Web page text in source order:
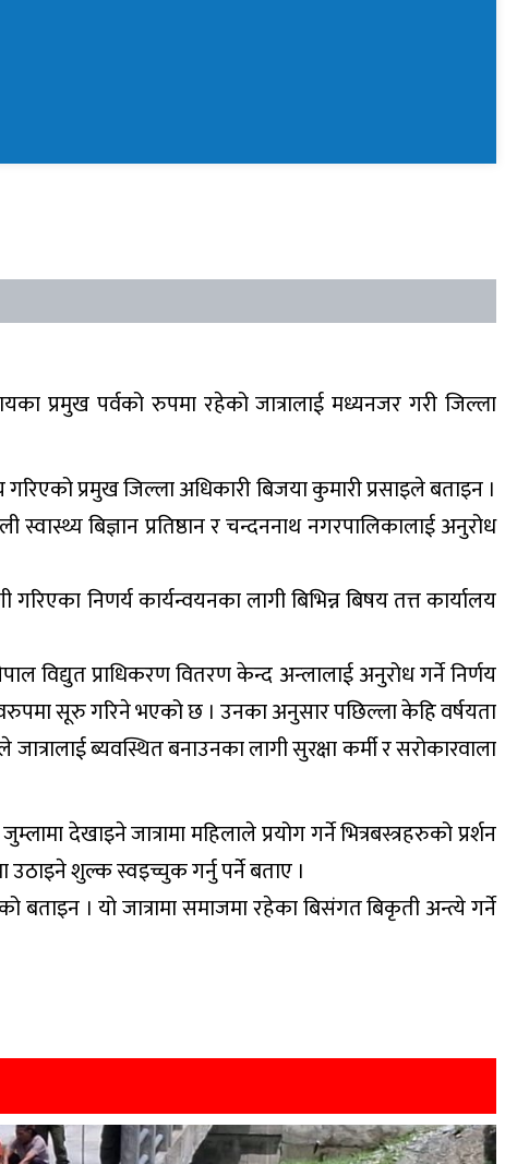
प्रमुख पर्वको रुपमा रहेको जात्रालाई मध्यनजर गरी जिल्ला
प्रमुख जिल्ला अधिकारी बिजया कुमारी प्रसाइले बताइन ।
बिज्ञान प्रतिष्ठान र चन्दननाथ नगरपालिकालाई अनुरोध
निणर्य कार्यन्वयनका लागी बिभिन्न बिषय तत्त कार्यालय
विद्युत प्राधिकरण वितरण केन्द अन्लालाई अनुरोध गर्ने निर्णय
सूरु गरिने भएको छ । उनका अनुसार पछिल्ला केहि वर्षयता
ब्यवस्थित बनाउनका लागी सुरक्षा कर्मी र सरोकारवाला
देखाइने जात्रामा महिलाले प्रयोग गर्ने भित्रबस्त्रहरुको प्रर्शन
उठाइने शुल्क स्वइच्चुक गर्नु पर्ने बताए ।
। यो जात्रामा समाजमा रहेका बिसंगत बिकृती अन्त्ये गर्ने